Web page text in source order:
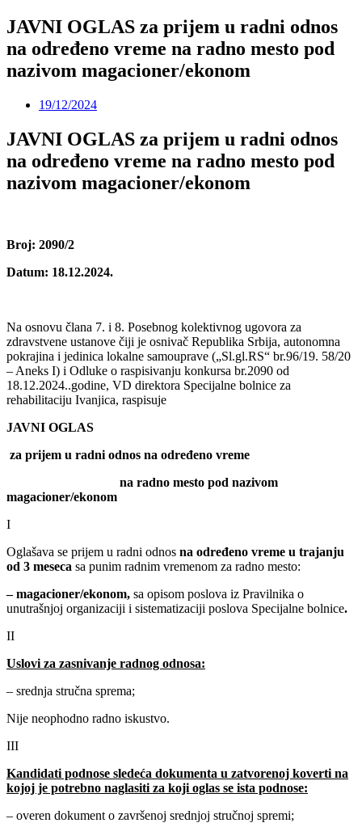
JAVNI OGLAS za prijem u radni odnos
na određeno vreme na radno mesto pod
nazivom magacioner/ekonom
19/12/2024
JAVNI OGLAS za prijem u radni odnos
na određeno vreme na radno mesto pod
nazivom magacioner/ekonom
Broj: 2090/2
Datum: 18.12.2024.
Na osnovu člana 7. i 8. Posebnog kolektivnog ugovora za
zdravstvene ustanove čiji je osnivač Republika Srbija, autonomna
pokrajina i jedinica lokalne samouprave („Sl.gl.RS“ br.96/19. 58/20
– Aneks I) i Odluke o raspisivanju konkursa br.2090 od
18.12.2024..godine, VD direktora Specijalne bolnice za
rehabilitaciju Ivanjica, raspisuje
JAVNI OGLAS
za prijem u radni odnos na određeno vreme
na radno mesto pod nazivom
magacioner/ekonom
I
Oglašava se prijem u radni odnos na određeno vreme u trajanju
od 3 meseca sa punim radnim vremenom za radno mesto:
–magacioner/ekonom, sa opisom poslova iz Pravilnika o
unutrašnjoj organizaciji i sistematizaciji poslova Specijalne bolnice.
II
Uslovi za zasnivanje radnog odnosa:
– srednja stručna sprema;
Nije neophodno radno iskustvo.
III
Kandidati podnose sledeća dokumenta u zatvorenoj koverti na
kojoj je potrebno naglasiti za koji oglas se ista podnose:
– overen dokument o završenoj srednjoj stručnoj spremi;